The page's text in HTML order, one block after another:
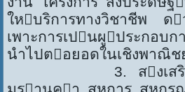
ใหบริการทางวิชาชีพ ด
เพาะการเปนผูประกอบ
นำไปตอยอดในเชิงพาณิช
3. สงเสริมการ